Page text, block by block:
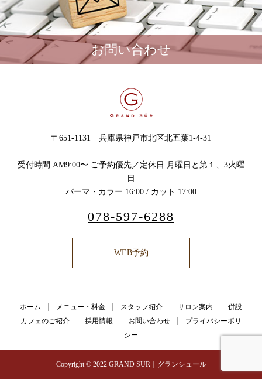
お問い合わせ
〒651-1131 兵庫県神戸市北区北五葉1-4-31
受付時間 AM9:00〜 ご予約優先／定休日 月曜日と第１、3火曜
日
パーマ・カラー 16:00 / カット 17:00
078-597-6288
WEB予約
ホーム メニュー・料金 スタッフ紹介 サロン案内
併設
カフェのご紹介
採用情報 お問い合わせ
プライバシーポリ
シー
Copyright © 2022 GRAND SUR｜グランシュール